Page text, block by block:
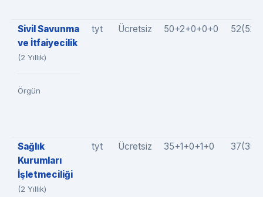
Sivil Savunma
ve İtfaiyecilik
(2 Yıllık)
Örgün
tyt Ücretsiz 50+2+0+0+0
Sağlık
Kurumları
İşletmeciliği
(2 Yıllık)
tyt Ücretsiz 35+1+0+1+0